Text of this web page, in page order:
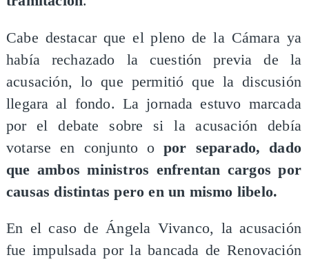
Cabe destacar que el pleno de la Cámara ya
había rechazado la cuestión previa de la
acusación, lo que permitió que la discusión
llegara al fondo. La jornada estuvo marcada
por el debate sobre si la acusación debía
votarse en conjunto opor separado, dado
que ambos ministros enfrentan cargos por
causas distintas pero en un mismo libelo.
En el caso de Ángela Vivanco, la acusación
fue impulsada por la bancada de Renovación